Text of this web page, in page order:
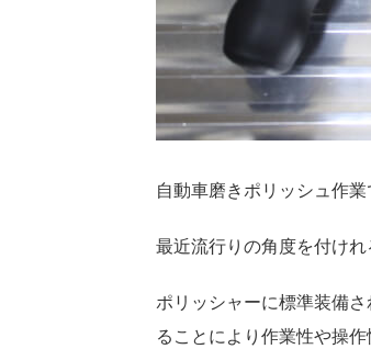
自動車磨きポリッシュ作業
最近流行りの角度を付けれ
ポリッシャーに標準装備
ることにより作業性や操作